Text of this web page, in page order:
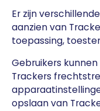
Er zijn
aanzien van
toepassing,
Gebruikers
Trackers
opslaan van